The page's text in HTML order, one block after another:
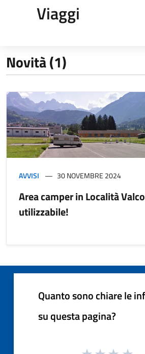
Viaggi
Novità (1)
AVVISI 30 NOVEMBRE 2024
Area camper in Località
utilizzabile!
Quanto sono chiare le
su questa pagina?